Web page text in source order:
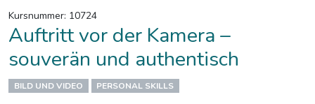
Kursnummer: 10724
Auftritt vor der Kamera –
souverän und authentisch
BILD UND VIDEO PERSONAL SKILLS